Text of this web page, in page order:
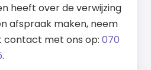
heeft over de verwijzing
afspraak maken, neem
contact met ons op: 070
.